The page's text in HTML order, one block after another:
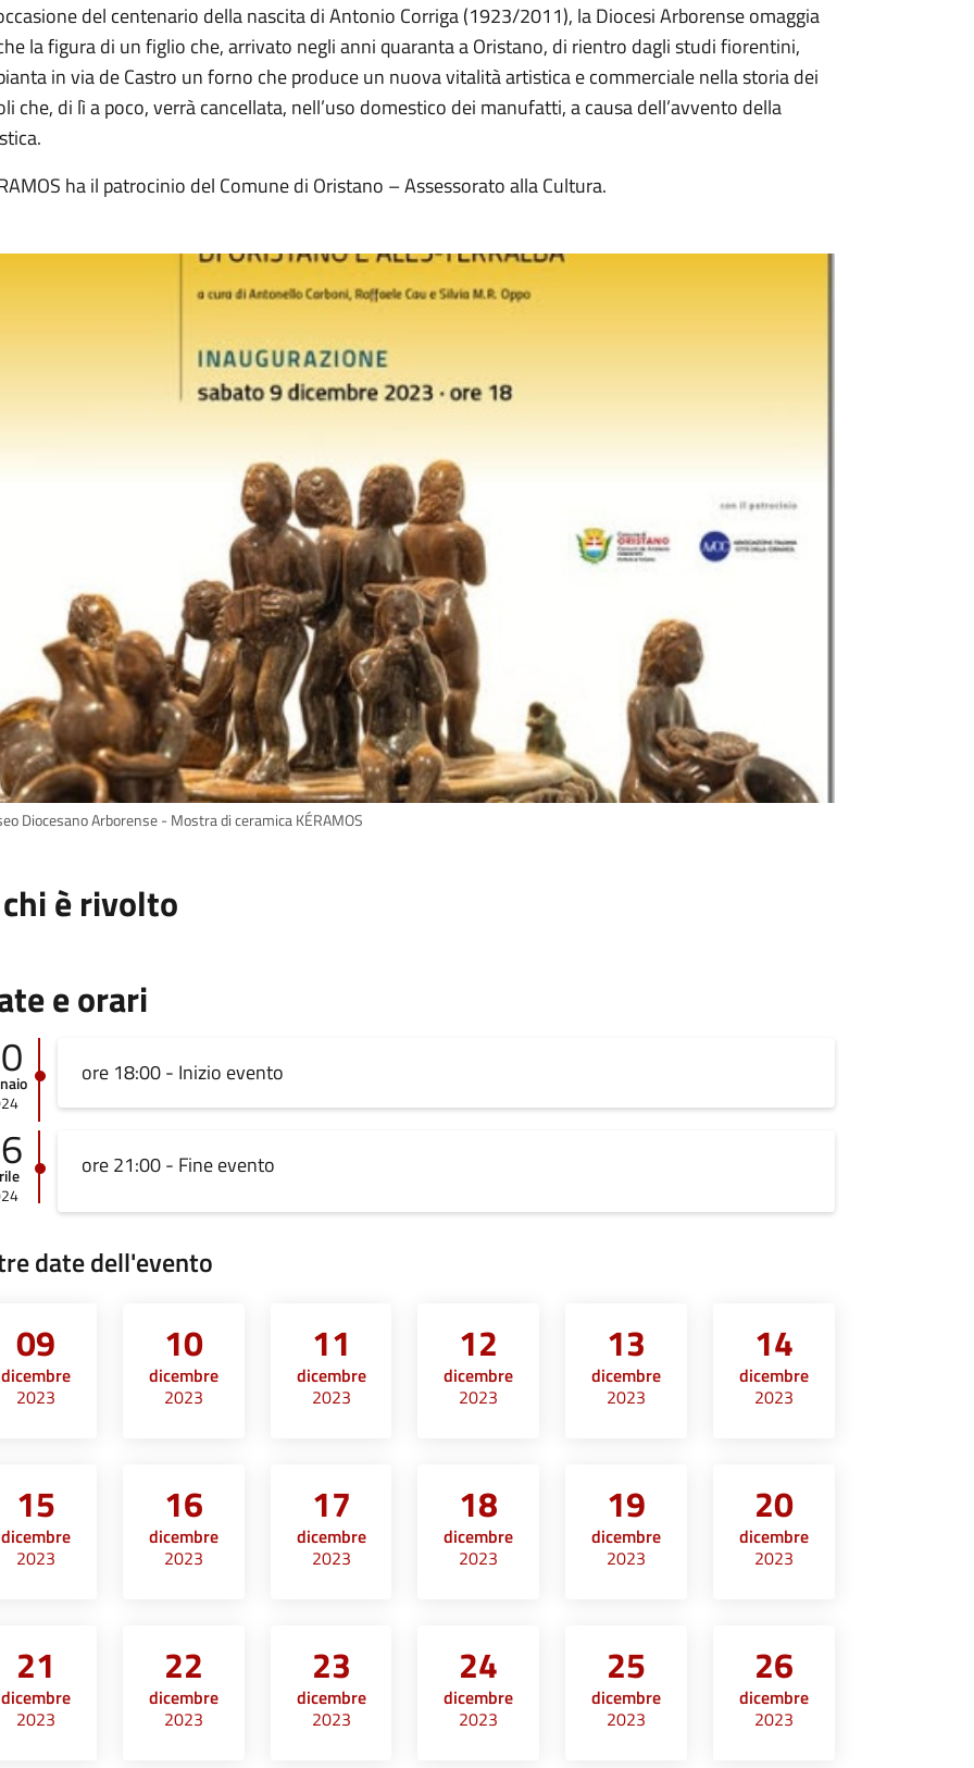
del centenario della nascita di Antonio Corriga (1923/2011), la Diocesi Arborense omaggia
la figura di un figlio che, arrivato negli anni quaranta a Oristano, di rientro dagli studi fiorentini,
in via de Castro un forno che produce un nuova vitalità artistica e commerciale nella storia dei
che, di lì a poco, verrà cancellata, nell’uso domestico dei manufatti, a causa dell’avvento della
ha il patrocinio del Comune di Oristano – Assessorato alla Cultura.
Diocesano Arborense - Mostra di ceramica KÉRAMOS
è rivolto
e orari
ore 18:00 - Inizio evento
ore 21:00 - Fine evento
date dell'evento
09
dicembre
2023
10
dicembre
2023
11
dicembre
2023
12
dicembre
2023
13
dicembre
2023
14
dicembre
2023
15
dicembre
2023
16
dicembre
2023
17
dicembre
2023
18
dicembre
2023
19
dicembre
2023
20
dicembre
2023
21
dicembre
2023
22
dicembre
2023
23
dicembre
2023
24
dicembre
2023
25
dicembre
2023
26
dicembre
2023